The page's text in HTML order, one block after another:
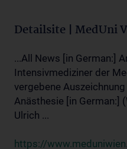
Detailsite | MedUni
...All News [in German:]
Intensivmediziner der
vergebene
Anästhesie [in German:]
Ulrich ...
https://